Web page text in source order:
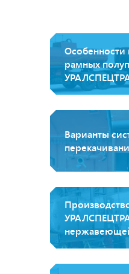
Особенности
рамных
Варианты